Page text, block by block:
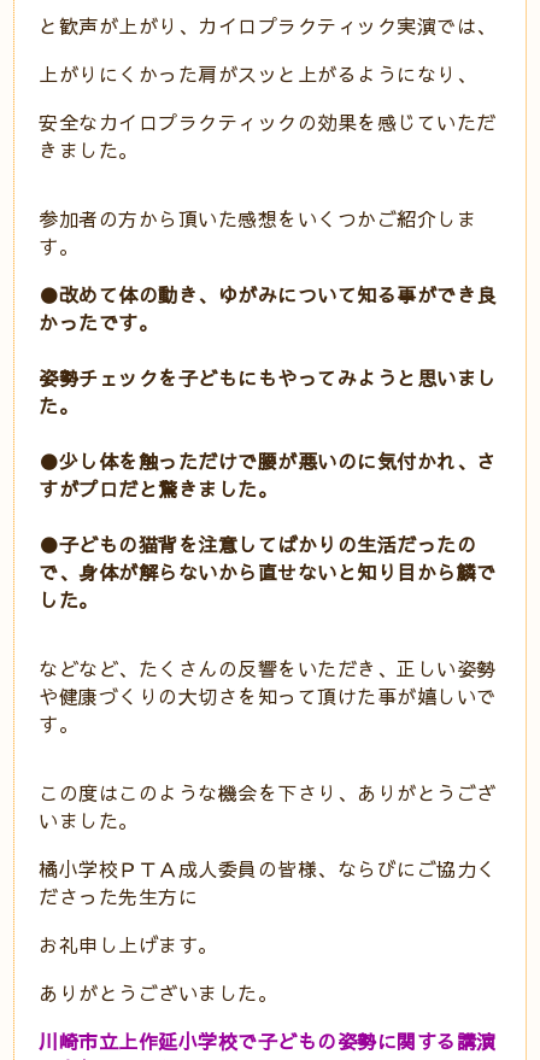
と歓声が上がり、カイロプラクティック実演では、
上がりにくかった肩がスッと上がるようになり、
安全なカイロプラクティックの効果を感じていただ
きました。
参加者の方から頂いた感想をいくつかご紹介しま
す。
●改めて体の動き、ゆがみについて知る事ができ良
かったです。
姿勢チェックを子どもにもやってみようと思いまし
た。
●少し体を触っただけで腰が悪いのに気付かれ、さ
すがプロだと驚きました。
●子どもの猫背を注意してばかりの生活だったの
で、身体が解らないから直せないと知り目から鱗で
した。
などなど、たくさんの反響をいただき、正しい姿勢
や健康づくりの大切さを知って頂けた事が嬉しいで
す。
この度はこのような機会を下さり、ありがとうござ
いました。
橘小学校ＰＴＡ成人委員の皆様、ならびにご協力く
ださった先生方に
お礼申し上げます。
ありがとうございました。
川崎市立上作延小学校で子どもの姿勢に関する講演